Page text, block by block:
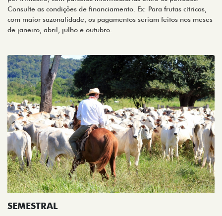
Consulte as condições de financiamento. Ex: Para frutas cítricas,
com maior sazonalidade, os pagamentos seriam feitos nos meses
de janeiro, abril, julho e outubro.
SEMESTRAL